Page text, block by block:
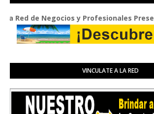
de Negocios y Profesionales Presentes
VINCULATE A LA RED